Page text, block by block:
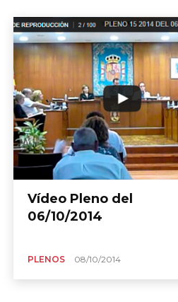
Vídeo Pleno del
06/10/2014
PLENOS 08/10/2014